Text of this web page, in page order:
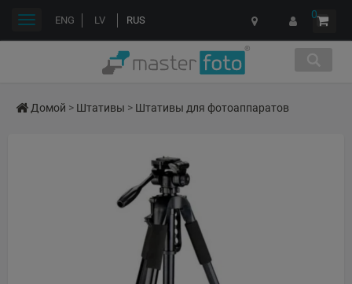
ENG LV RUS 0
Переключить
Домой > Штативы > Штативы для фотоаппаратов